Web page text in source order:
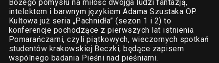
Bożego pomysłu na miłość dwojga ludzi fantazją,
intelektem i barwnym językiem Adama Szustaka OP.
Kultowa już seria „Pachnidła” (sezon 1 i 2) to
konferencje pochodzące z pierwszych lat istnienia
Pomarańczarni, czyli piątkowych, wieczornych spotkań
studentów krakowskiej Beczki, będące zapisem
wspólnego badania Pieśni nad pieśniami.